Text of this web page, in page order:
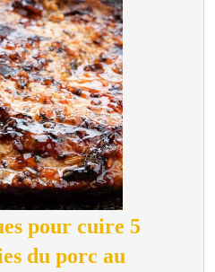
pour cuire 5
du porc au